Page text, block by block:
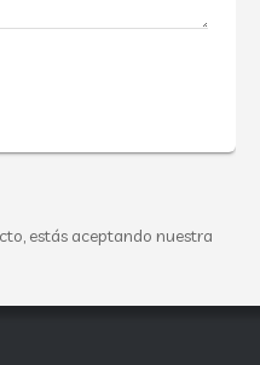
estás aceptando nuestra